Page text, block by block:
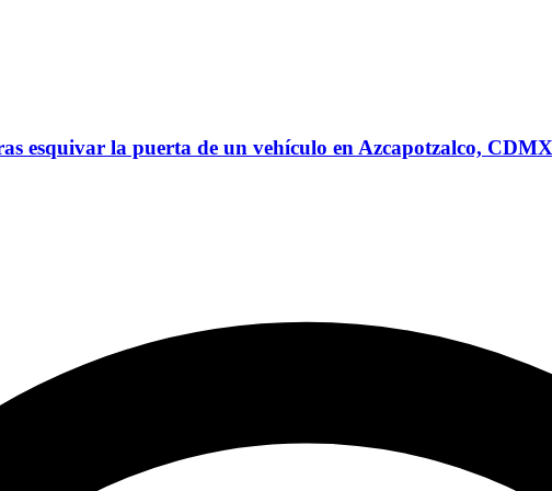
esquivar la puerta de un vehículo en Azcapotzalco, CDMX